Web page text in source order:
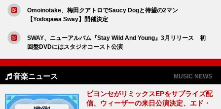
Omoinotake、梅田クアトロでSaucy Dogと待望の2マン
【Yodogawa Sway】開催決定
SWAY、ニューアルバム『Stay Wild And Young』3月リリース 初
回盤DVDにはスタジオコースト公演
音楽ニュース MUSIC NEWS
ビヨンセがリミックスEPをサプライズ配
信、ウィーザーの来日公演決定、エド・